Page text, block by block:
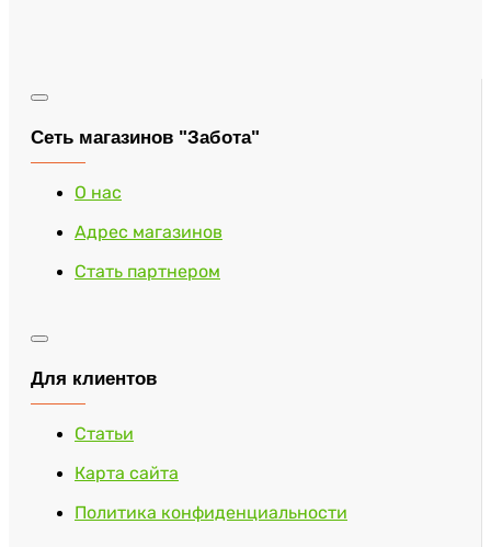
Сеть магазинов "Забота"
О нас
Адрес магазинов
Стать партнером
Для клиентов
Статьи
Карта сайта
Политика конфиденциальности